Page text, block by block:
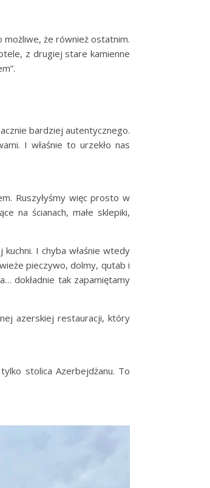
że również ostatnim.
z drugiej stare kamienne
bardziej autentycznego.
I właśnie to urzekło nas
Ruszyłyśmy więc prosto w
na ścianach, małe sklepiki,
I chyba właśnie wtedy
pieczywo, dolmy, qutab i
dokładnie tak zapamiętamy
azerskiej restauracji, który
stolica Azerbejdżanu. To